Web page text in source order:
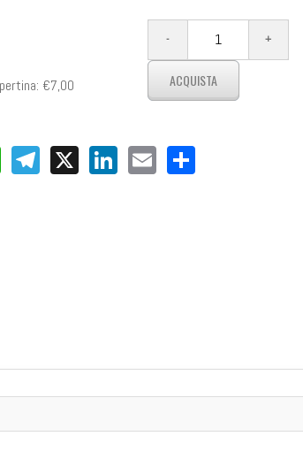
€7,00
WhatsApp
Telegram
X LinkedIn
EmailShare